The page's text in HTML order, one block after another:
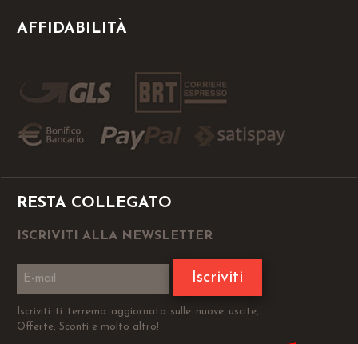
AFFIDABILITÀ
RESTA COLLEGATO
ISCRIVITI ALLA NEWSLETTER
Iscriviti
Iscriviti ti terremo aggiornato sulle nuove uscite,
Offerte, Sconti e molto altro!